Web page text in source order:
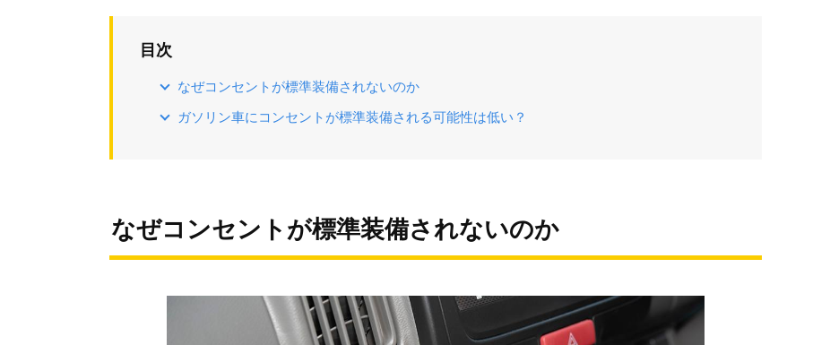
目次
なぜコンセントが標準装備されないのか
ガソリン車にコンセントが標準装備される可能性は低い？
なぜコンセントが標準装備されないのか